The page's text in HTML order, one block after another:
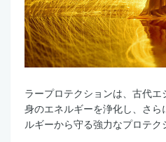
ラープロテクションは、古代
身のエネルギーを浄化し、さ
ルギーから守る強力なプロテク